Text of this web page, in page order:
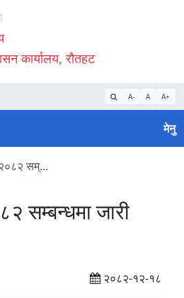
कार्यालय, रौतहट
A- A A+
मेनु
२०८२ सम्...
सम्बन्धमा जारी
२०८२-१२-१८